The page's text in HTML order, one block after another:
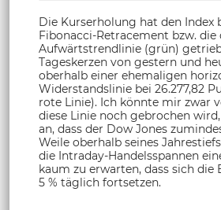
Die Kurserholung hat den Index
Fibonacci-Retracement bzw.
Aufwärtstrendlinie (grün)
Tageskerzen von gestern und
oberhalb einer ehemaligen
Widerstandslinie bei 26.277,82
rote Linie). Ich könnte mir zwar
diese Linie noch gebrochen
an, dass der Dow Jones
Weile oberhalb seines
die Intraday-Handelsspannen
kaum zu erwarten, dass sich die
5 % täglich fortsetzen.